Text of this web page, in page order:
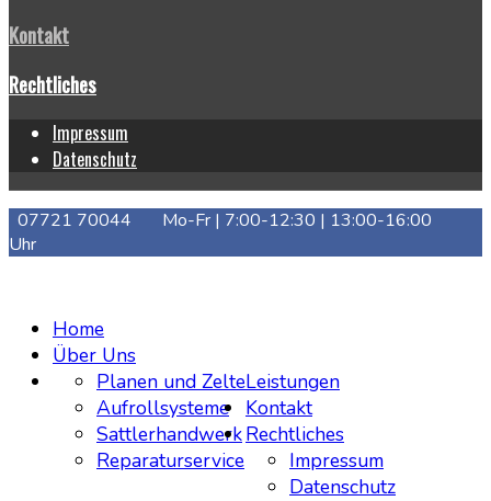
Kontakt
Rechtliches
Impressum
Datenschutz
07721 70044
Mo-Fr | 7:00-12:30 | 13:00-16:00
Uhr
Home
Über Uns
Leistungen
Planen und Zelte
Aufrollsysteme
Sattlerhandwerk
Reparaturservice
Kontakt
Rechtliches
Impressum
Datenschutz